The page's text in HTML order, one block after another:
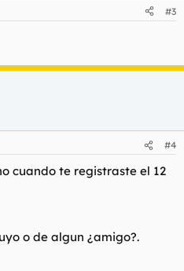
#3
#4
cuando te registraste el 12
o de algun ¿amigo?.